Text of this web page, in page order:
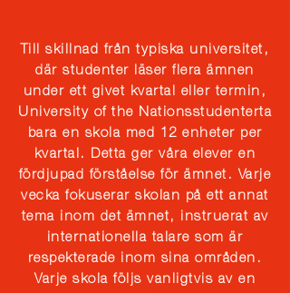
Till skillnad från typiska universitet,
där studenter läser flera ämnen
under ett givet kvartal eller termin,
University of the Nationsstudenterta
bara en skola med 12 enheter per
kvartal. Detta ger våra elever en
fördjupad förståelse för ämnet. Varje
vecka fokuserar skolan på ett annat
tema inom det ämnet, instruerat av
internationella talare som är
respekterade inom sina områden.
Varje skola följs vanligtvis av en